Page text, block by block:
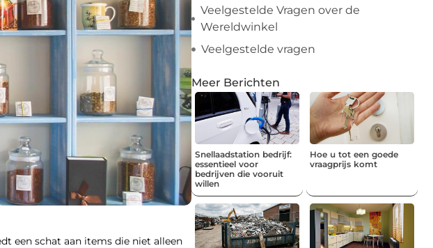
een schat aan items die niet alleen
Veelgestelde Vragen over de
Wereldwinkel
Veelgestelde vragen
Meer Berichten
Snellaadstation bedrijf:
essentieel voor
bedrijven die vooruit
willen
Hoe u tot een goede
vraagprijs komt